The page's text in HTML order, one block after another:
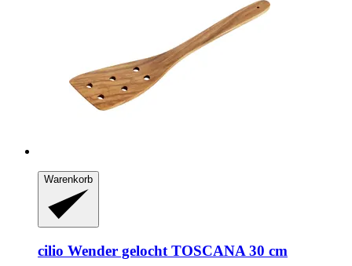
Warenkorb
cilio Wender gelocht TOSCANA 30 cm